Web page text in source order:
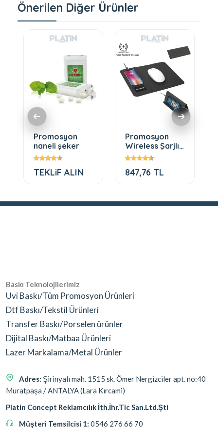
Önerilen Diğer Ürünler
Promosyon
naneli şeker
TEKLiF ALIN
Promosyon
Wireless Şarjlı
Mouse Pad 1011
847,76 TL
Baskı Teknolojilerimiz
Uvi Baskı/Tüm Promosyon Ürünleri
Dtf Baskı/Tekstil Ürünleri
Transfer Baskı/Porselen ürünler
Dijital Baskı/Matbaa Ürünleri
Lazer Markalama/Metal Ürünler
Adres: Şirinyalı mah. 1515 sk. Ömer Nergizciler apt. no:40
Muratpaşa / ANTALYA (Lara Kırcami)
Platin Concept Reklamcılık İth.İhr.Tic San.Ltd.Şti
Müşteri Temsilcisi 1: 0546 276 66 70